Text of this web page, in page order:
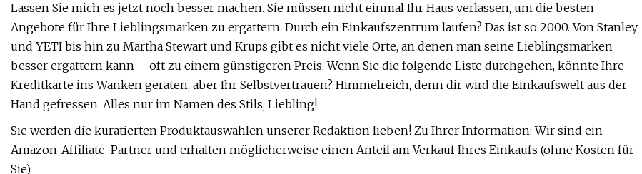
Lassen Sie mich es jetzt noch besser machen. Sie müssen nicht einmal Ihr Haus verlassen, um die besten
Angebote für Ihre Lieblingsmarken zu ergattern. Durch ein Einkaufszentrum laufen? Das ist so 2000. Von Stanley
und YETI bis hin zu Martha Stewart und Krups gibt es nicht viele Orte, an denen man seine Lieblingsmarken
besser ergattern kann – oft zu einem günstigeren Preis. Wenn Sie die folgende Liste durchgehen, könnte Ihre
Kreditkarte ins Wanken geraten, aber Ihr Selbstvertrauen? Himmelreich, denn dir wird die Einkaufswelt aus der
Hand gefressen. Alles nur im Namen des Stils, Liebling!
Sie werden die kuratierten Produktauswahlen unserer Redaktion lieben! Zu Ihrer Information: Wir sind ein
Amazon-Affiliate-Partner und erhalten möglicherweise einen Anteil am Verkauf Ihres Einkaufs (ohne Kosten für
Sie).